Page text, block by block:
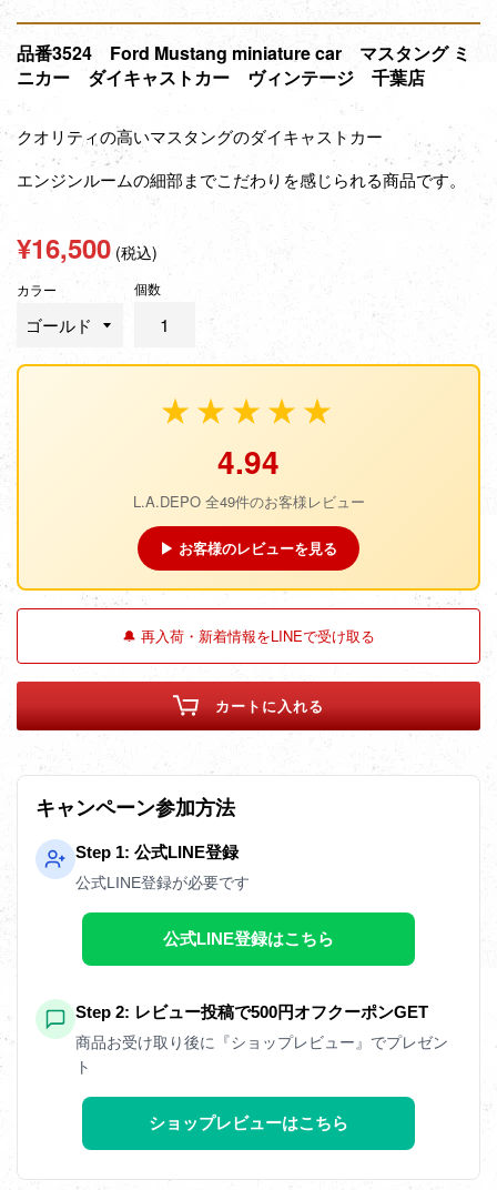
品番3524 Ford Mustang miniature car マスタング ミ
ニカー ダイキャストカー ヴィンテージ 千葉店
クオリティの高いマスタングのダイキャストカー
エンジンルームの細部までこだわりを感じられる商品です。
通
常
価
格
¥16,500 (税込)
カラー 個数
★★★★★
4.94
L.A.DEPO 全49件のお客様レビュー
▶ お客様のレビューを見る
🔔 再入荷・新着情報をLINEで受け取る
カートに入れる
キャンペーン参加方法
Step 1: 公式LINE登録
公式LINE登録が必要です
公式LINE登録はこちら
Step 2: レビュー投稿で500円オフクーポンGET
商品お受け取り後に『ショップレビュー』でプレゼン
ト
ショップレビューはこちら